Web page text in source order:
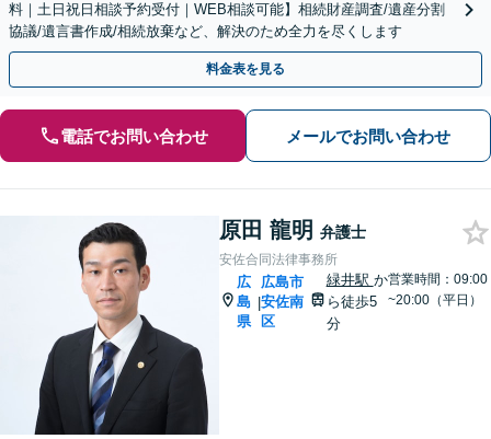
料｜土日祝日相談予約受付｜WEB相談可能】相続財産調査/遺産分割
協議/遺言書作成/相続放棄など、解決のため全力を尽くします
料金表を見る
電話でお問い合わせ メールでお問い合わせ
原田 龍明 弁護士
安佐合同法律事務所
広
島
県
|
広島市
安佐南
区
緑井駅 か
ら徒歩5
分
営業時間：09:00
~20:00（平日）